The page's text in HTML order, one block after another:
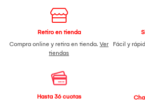
Retiro en tienda
Compra online y retira en tienda. Ver
tiendas
Fácil y
Hasta 36 cuotas